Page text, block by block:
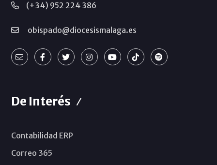
(+34) 952 224 386
obispado@diocesismalaga.es
De Interés
Contabilidad ERP
Correo 365